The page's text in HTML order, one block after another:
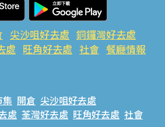
尖沙咀好去處 銅鑼灣好去處
處 旺角好去處 社會 餐廳情報
集 開倉 尖沙咀好去處
處 荃灣好去處 旺角好去處 社會